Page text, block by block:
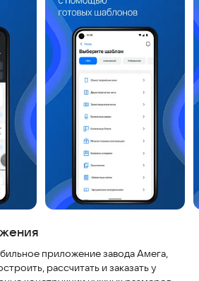
приложение завода Амега,
рассчитать и заказать у